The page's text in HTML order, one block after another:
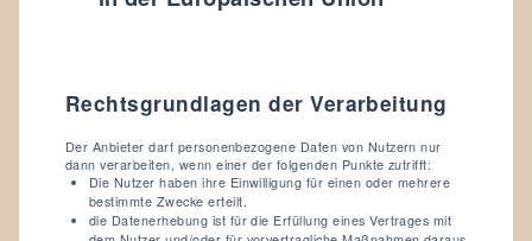
Rechtsgrundlagen der Verarbeitung
Der Anbieter darf personenbezogene Daten von Nutzern nur
dann verarbeiten, wenn einer der folgenden Punkte zutrifft:
Die Nutzer haben ihre Einwilligung für einen oder mehrere
bestimmte Zwecke erteilt.
die Datenerhebung ist für die Erfüllung eines Vertrages mit